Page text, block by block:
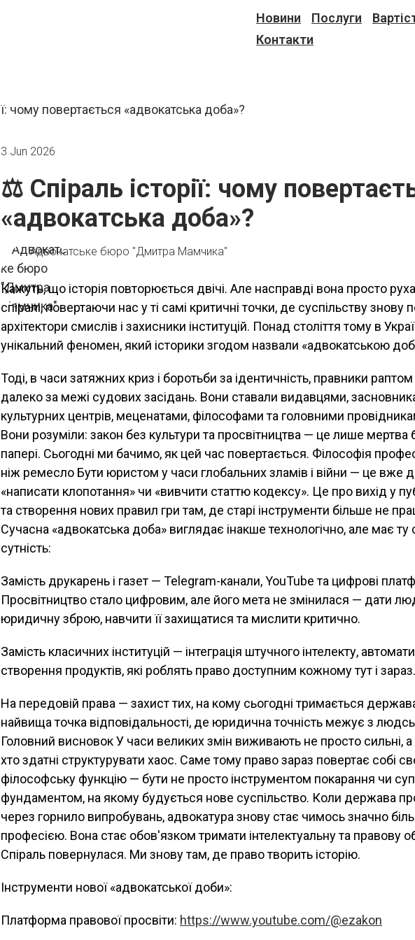
Новини Послуги
Контакти
3 Jun 2026
⚖️ Спіраль історії: чому
«адвокатська доба»?
Адвокатське бюро "Дмитра Мамчика"
Кажуть, що історія повторюється двічі. Але насправді вона просто
спіралі, повертаючи нас у ті самі критичні точки, де суспільству знову
архітектори смислів і захисники інституцій. Понад століття тому в
унікальний феномен, який історики згодом назвали «адвокатською
Тоді, в часи затяжних криз і боротьби за ідентичність, правники
далеко за межі судових засідань. Вони ставали видавцями,
культурних центрів, меценатами, філософами та головними
Вони розуміли: закон без культури та просвітництва — це лише мертва
папері. Сьогодні ми бачимо, як цей час повертається. Філософія
ніж ремесло Бути юристом у часи глобальних зламів і війни — це вже
«написати клопотання» чи «вивчити статтю кодексу». Це про вихід у
та створення нових правил гри там, де старі інструменти більше не
Сучасна «адвокатська доба» виглядає інакше технологічно, але має ту
сутність:
Замість друкарень і газет — Telegram-канали, YouTube та цифрові
Просвітництво стало цифровим, але його мета не змінилася — дати
юридичну зброю, навчити її захищатися та мислити критично.
Замість класичних інституцій — інтеграція штучного інтелекту,
створення продуктів, які роблять право доступним кожному тут і зараз.
На передовій права — захист тих, на кому сьогодні тримається
найвища точка відповідальності, де юридична точність межує з
Головний висновок У часи великих змін виживають не просто сильні, а
хто здатні структурувати хаос. Саме тому право зараз повертає собі
філософську функцію — бути не просто інструментом покарання чи
фундаментом, на якому будується нове суспільство. Коли держава
через горнило випробувань, адвокатура знову стає чимось значно
професією. Вона стає обов'язком тримати інтелектуальну та правову
Спіраль повернулася. Ми знову там, де право творить історію.
Інструменти нової «адвокатської доби»:
Платформа правової просвіти: https://www.youtube.com/@ezakon